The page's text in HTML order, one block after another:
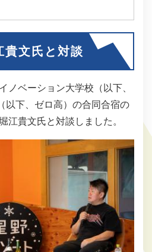
貴文氏と対談
ノベーション大学校（以下、
以下、ゼロ高）の合同合宿の
江貴文氏と対談しました。